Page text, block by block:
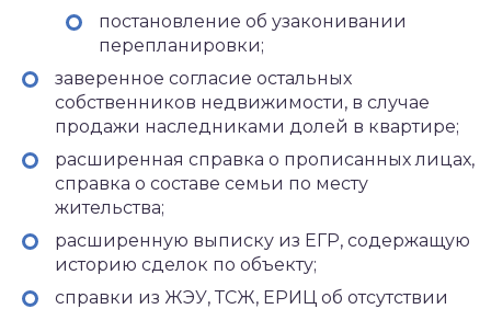
постановление об узаконивании
перепланировки;
заверенное согласие остальных
собственников недвижимости, в случае
продажи наследниками долей в квартире;
расширенная справка о прописанных лицах,
справка о составе семьи по месту
жительства;
расширенную выписку из ЕГР, содержащую
историю сделок по объекту;
справки из ЖЭУ, ТСЖ, ЕРИЦ об отсутствии